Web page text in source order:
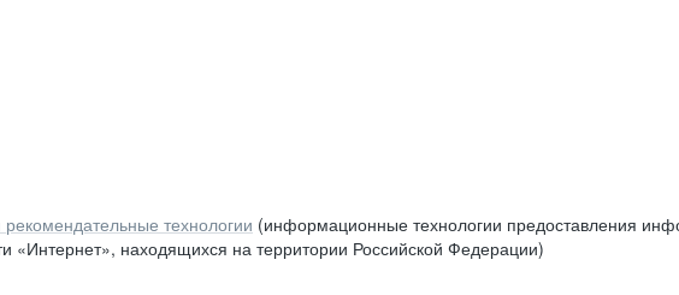
технологии (информационные технологии предоставления
«Интернет», находящихся на территории Российской Федерации)